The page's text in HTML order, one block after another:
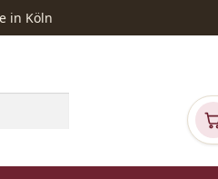
in Köln